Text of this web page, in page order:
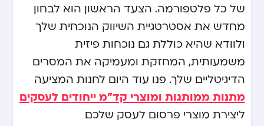
של כל פלטפורמה. הצעד הראשון הוא לבחון
מחדש את אסטרטגיית השיווק הנוכחית שלך
ולוודא שהיא כוללת גם נוכחות פיזית
משמעותית, המחזקת ומעמיקה את המסרים
הדיגיטליים שלך. פנו עוד היום לחנות המציעה
מתנות ממותגות ומוצרי קד״מ ייחודים לעסקים
ליצירת מוצרי פרסום לעסק שלכם.